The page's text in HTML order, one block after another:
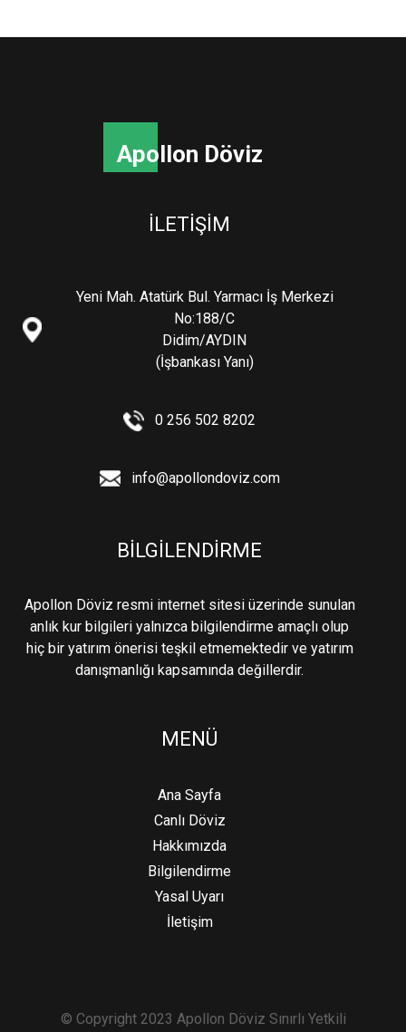
Apollon Döviz
İLETİŞİM
Yeni Mah. Atatürk Bul. Yarmacı İş Merkezi
No:188/C
Didim/AYDIN
(İşbankası Yanı)
0 256 502 8202
info@apollondoviz.com
BİLGİLENDİRME
Apollon Döviz resmi internet sitesi üzerinde sunulan
anlık kur bilgileri yalnızca bilgilendirme amaçlı olup
hiç bir yatırım önerisi teşkil etmemektedir ve yatırım
danışmanlığı kapsamında değillerdir.
MENÜ
Ana Sayfa
Canlı Döviz
Hakkımızda
Bilgilendirme
Yasal Uyarı
İletişim
© Copyright 2023 Apollon Döviz Sınırlı Yetkili